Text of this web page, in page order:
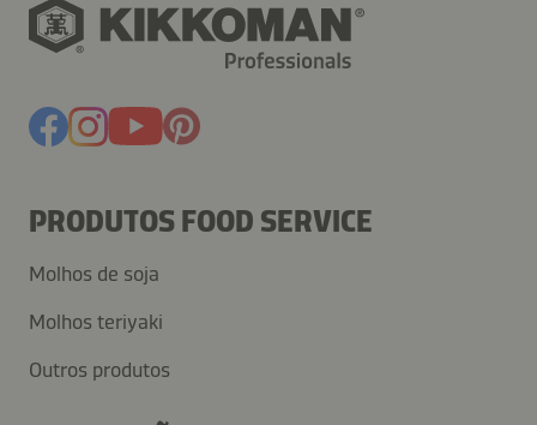
PRODUTOS FOOD SERVICE
Molhos de soja
Molhos teriyaki
Outros produtos